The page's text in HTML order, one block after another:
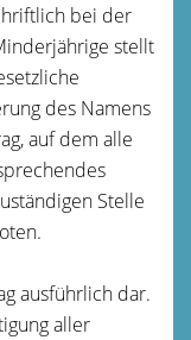
bei der
stellt
des Namens
auf dem alle
Stelle
ausführlich dar.
aller